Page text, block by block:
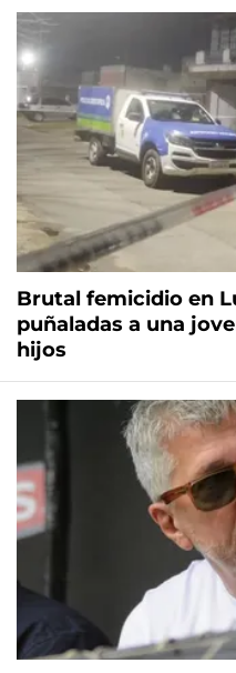
Brutal femicidio en
puñaladas a una
hijos